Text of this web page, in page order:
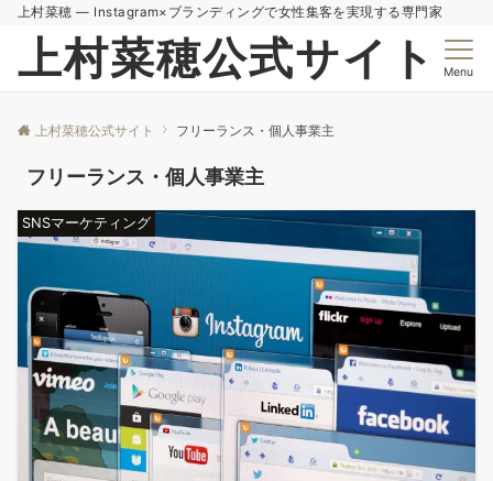
上村菜穂 — Instagram×ブランディングで女性集客を実現する専門家
上村菜穂公式サイト Menu
上村菜穂公式サイト フリーランス・個人事業主
フリーランス・個人事業主
SNSマーケティング